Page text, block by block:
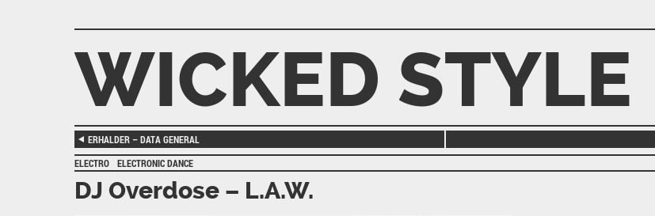
WICKED STYLE
ERHALDER – DATA GENERAL
ELECTRO
ELECTRONIC DANCE
DJ Overdose – L.A.W.